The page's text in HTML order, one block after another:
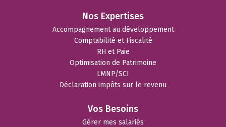
Nos Expertises
Accompagnement au développement
Comptabilité et Fiscalité
RH et Paie
Optimisation de Patrimoine
LMNP/SCI
Déclaration impôts sur le revenu
Vos Besoins
Gérer mes salariés